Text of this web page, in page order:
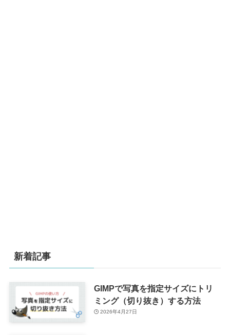
新着記事
GIMPで写真を指定サイズにトリ
ミング（切り抜き）する方法
2026年4月27日